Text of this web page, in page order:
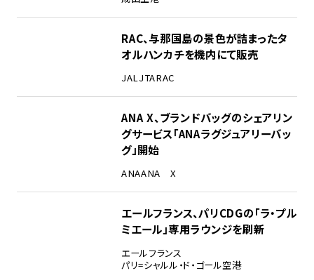
RAC、与那国島の景色が詰まったタ
オルハンカチを機内にて販売
JALJTARAC
ANA X、ブランドバッグのシェアリン
グサービス「ANAラグジュアリーバッ
グ」開始
ANAANA X
エールフランス、パリCDGの「ラ・プル
ミエール」専用ラウンジを刷新
エールフランス
パリ=シャルル・ド・ゴール空港